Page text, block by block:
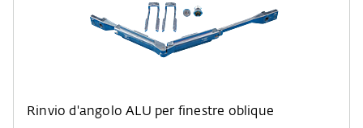
Rinvio d'angolo ALU per finestre oblique